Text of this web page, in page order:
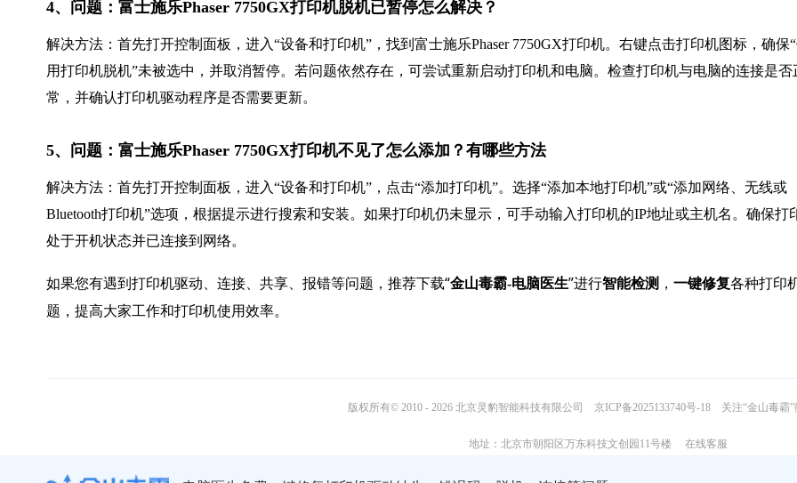
4、问题：富士施乐Phaser 7750GX打印机脱机已暂停怎么解决？
解决方法：首先打开控制面板，进入“设备和打印机”，找到富士施乐Phaser 7750GX打印机。右键点击打印机图标，确保
用打印机脱机”未被选中，并取消暂停。若问题依然存在，可尝试重新启动打印机和电脑。检查打印机与电脑的连接是否
常，并确认打印机驱动程序是否需要更新。
5、问题：富士施乐Phaser 7750GX打印机不见了怎么添加？有哪些方法
解决方法：首先打开控制面板，进入“设备和打印机”，点击“添加打印机”。选择“添加本地打印机”或“添加网络、无线或
Bluetooth打印机”选项，根据提示进行搜索和安装。如果打印机仍未显示，可手动输入打印机的IP地址或主机名。确保打
处于开机状态并已连接到网络。
如果您有遇到打印机驱动、连接、共享、报错等问题，推荐下载“金山毒霸-电脑医生”进行智能检测 ， 一键修复各种打印
题，提高大家工作和打印机使用效率。
版权所有© 2010 - 2026 北京灵豹智能科技有限公司 京ICP备2025133740号-18 关注“金山毒霸
地址：北京市朝阳区万东科技文创园11号楼 在线客服